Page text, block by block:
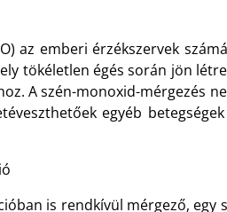
az emberi érzékszervek
tökéletlen égés során jön
A szén-monoxid-mérgezés
egyéb
is rendkívül mérgező,